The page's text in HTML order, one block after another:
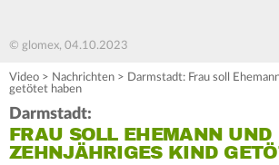
© glomex, 04.10.2023
Video > Nachrichten > Darmstadt: Frau soll
getötet haben
Darmstadt:
FRAU SOLL EHEMANN UND
ZEHNJÄHRIGES KIND